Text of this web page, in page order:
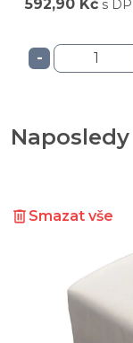
592,90 Kč s
-
Smazat vše